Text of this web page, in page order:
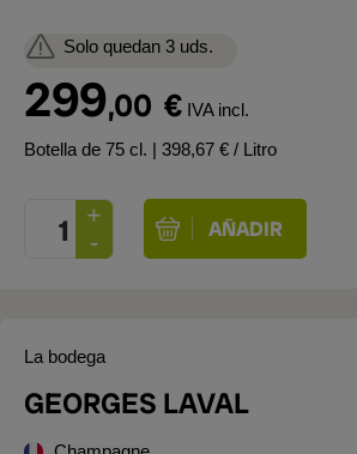
Solo quedan 3 uds.
299,00 € IVA incl.
Botella de 75 cl. | 398,67 € / Litro
La bodega
GEORGES LAVAL